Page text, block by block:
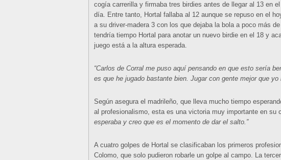
cogía carrerilla y firmaba tres birdies antes de llegar al 13 en
día. Entre tanto, Hortal fallaba al 12 aunque se repuso en el
a su driver-madera 3 con los que dejaba la bola a poco más
tendría tiempo Hortal para anotar un nuevo birdie en el 18 y
juego está a la altura esperada.
“Carlos de Corral me puso aquí pensando en que esto sería
es que he jugado bastante bien. Jugar con gente mejor que yo
Según asegura el madrileño, que lleva mucho tiempo
al profesionalismo, esta es una victoria muy importante en su
esperaba y creo que es el momento de dar el salto.”
A cuatro golpes de Hortal se clasificaban los primeros
Colomo, que solo pudieron robarle un golpe al campo. La